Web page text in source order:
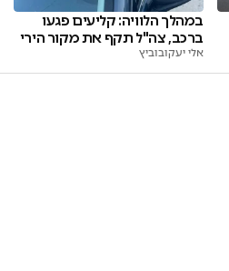
במהלך הלוויה: קליעים פגעו
ברכב, צה"ל תקף את מקור הירי
אלי יעקובוביץ